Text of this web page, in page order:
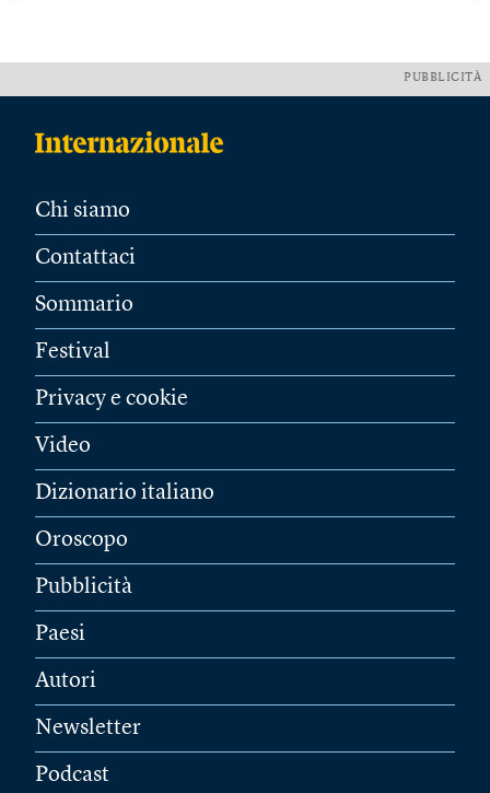
PUBBLICITÀ
Chi siamo
Contattaci
Sommario
Festival
Privacy e cookie
Video
Dizionario italiano
Oroscopo
Pubblicità
Paesi
Autori
Newsletter
Podcast